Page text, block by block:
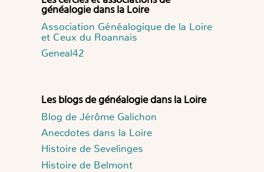
généalogie dans la Loire
Association Généalogique de la Loire
et Ceux du Roannais
Geneal42
Les blogs de généalogie dans la Loire
Blog de Jérôme Galichon
Anecdotes dans la Loire
Histoire de Sevelinges
Histoire de Belmont